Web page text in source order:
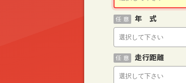
年 式
任 意
走行距離
任 意